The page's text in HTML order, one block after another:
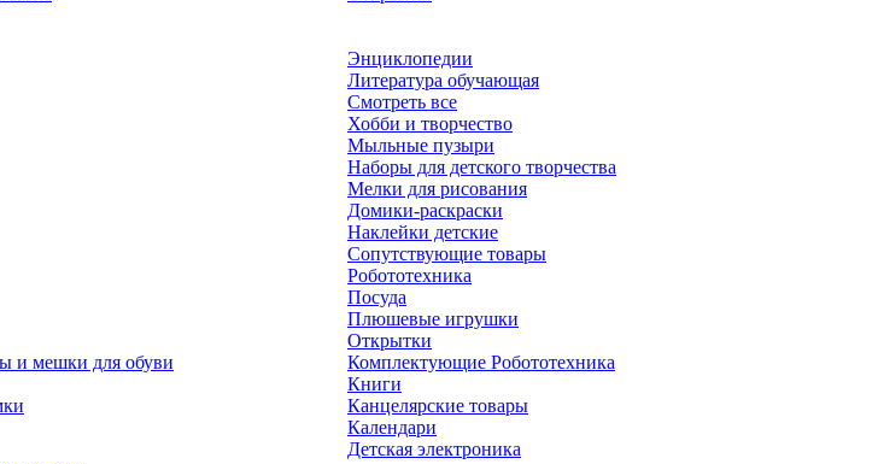
и мешки для обуви
Энциклопедии
Литература обучающая
Смотреть все
Хобби и творчество
Мыльные пузыри
Наборы для детского творчества
Мелки для рисования
Домики-раскраски
Наклейки детские
Сопутствующие товары
Робототехника
Посуда
Плюшевые игрушки
Открытки
Комплектующие Робототехника
Книги
Канцелярские товары
Календари
Детская электроника